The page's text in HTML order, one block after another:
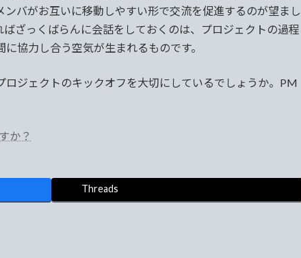
バがお互いに移動しやすい形で交流を促進するのが望まし
ざっくばらんに会話をしておくのは、プロジェクトの過程
協力し合う空気が生まれるものです。
ジェクトのキックオフを大切にしているでしょうか。PM
か？
Threads